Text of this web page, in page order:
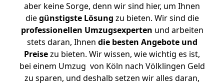
aber keine Sorge, denn wir sind hier, um Ihnen
diegünstigste Lösung zu bieten. Wir sind die
professionellen Umzugsexperten und arbeiten
stets daran, Ihnen die besten Angebote und
Preisezu bieten. Wir wissen, wie wichtig es ist,
bei einem Umzug von Köln nach Völklingen Geld
zu sparen, und deshalb setzen wir alles daran,